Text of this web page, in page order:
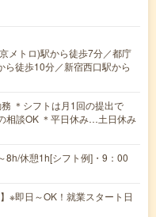
メトロ)駅から徒歩7分／都庁
徒歩10分／新宿西口駅から
＊シフトは月1回の提出で
相談OK ＊平日休み…土日休み
8h/休憩1h[シフト例]・9：00
※即日～OK！就業スタート日